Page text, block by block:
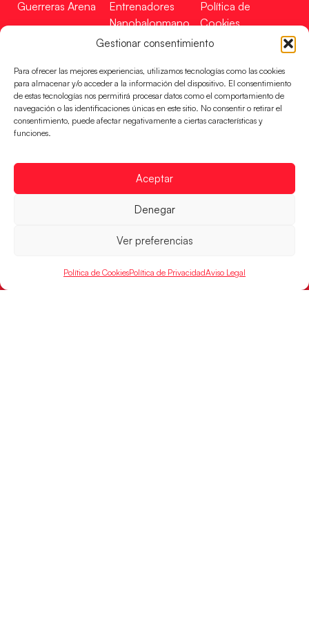
Gestionar consentimiento
Para ofrecer las mejores experiencias, utilizamos tecnologías como las cookies
para almacenar y/o acceder a la información del dispositivo. El consentimiento
de estas tecnologías nos permitirá procesar datos como el comportamiento de
navegación o las identificaciones únicas en este sitio. No consentir o retirar el
consentimiento, puede afectar negativamente a ciertas características y
funciones.
Aceptar
Denegar
Ver preferencias
Política de CookiesPolítica de PrivacidadAviso Legal
Guerreras Arena
Entrenadores
Nanobalonmano
Tienda
Política de
Cookies
Mapa Web
Incidencias
CONTACTO
EN
FINANCIADO
RFEBM © 2024. Todos los derechos reservados –
Desarrollado por